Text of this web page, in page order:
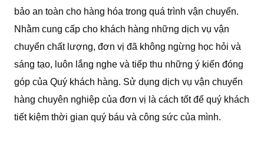
bảo an toàn cho hàng hóa trong quá trình vận chuyển.
Nhằm cung cấp cho khách hàng những dịch vụ vận
chuyển chất lượng, đơn vị đã không ngừng học hỏi và
sáng tạo, luôn lắng nghe và tiếp thu những ý kiến đóng
góp của Quý khách hàng. Sử dụng dịch vụ vận chuyển
hàng chuyên nghiệp của đơn vị là cách tốt để quý khách
tiết kiệm thời gian quý báu và công sức của mình.